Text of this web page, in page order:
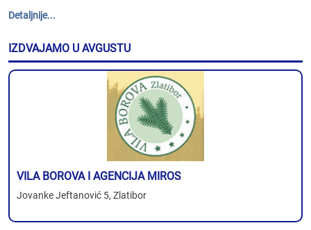
Detaljnije...
IZDVAJAMO U AVGUSTU
VILA BOROVA I AGENCIJA MIROS
Jovanke Jeftanović 5, Zlatibor